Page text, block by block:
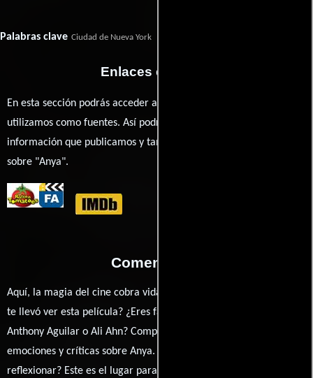
Palabras clave Ciudad de Nueva York
Enlaces externos
En esta sección podrás acceder a los recursos externos que
utilizamos como fuentes. Así podrás chequear toda la
información que publicamos y también ampliar tu conocimiento
sobre "Anya".
Comentarios
Aquí, la magia del cine cobra vida a través de tus opiniones. ¿Qué
te llevó ver esta película? ¿Eres fan de Jacob Akira Okada,
Anthony Aguilar o Ali Ahn? Comparte tus pensamientos,
emociones y críticas sobre Anya. ¿Te hizo reír, llorar o
reflexionar? Este es el lugar para expresarlo. ¡No te guardes